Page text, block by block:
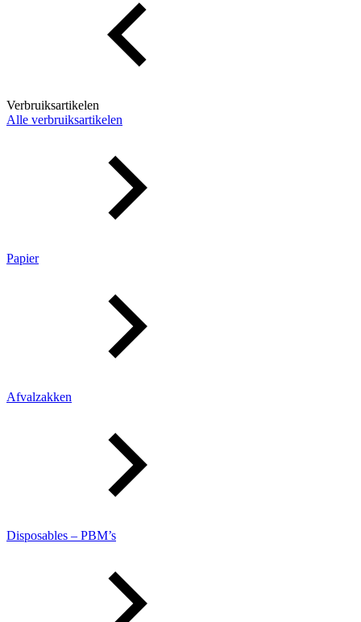
Verbruiksartikelen
Alle verbruiksartikelen
Papier
Afvalzakken
Disposables – PBM’s